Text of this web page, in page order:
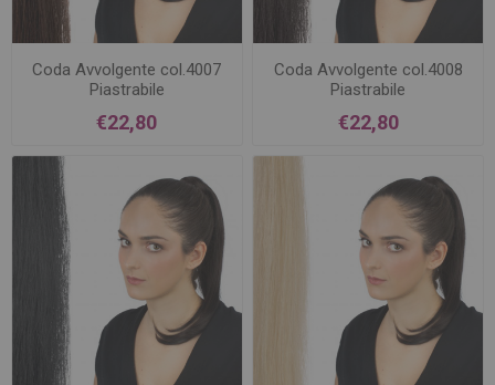
Coda Avvolgente col.4007
Piastrabile
€22,80
Coda Avvolgente col.4008
Piastrabile
€22,80